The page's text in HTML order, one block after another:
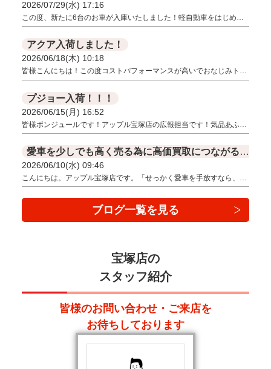
2026/07/29(水) 17:16
この度、新たに6台のお車が入庫いたしました！軽自動車をはじめ…
アクア入荷しました！
2026/06/18(木) 10:18
皆様こんにちは！この度コストパフォーマンスが高いでおなじみト…
プジョー入荷！！！
2026/06/15(月) 16:52
皆様ボンジュールです！アップル宝塚店の広報担当です！気品あふ…
愛車を少しでも高く売る為に高価買取につながる４つのポイント！！
2026/06/10(水) 09:46
こんにちは。アップル宝塚店です。「せっかく愛車を手放すなら、…
ブログ一覧を見る
宝塚店の
スタッフ紹介
皆様のお問い合わせ・ご来店を
お待ちしております